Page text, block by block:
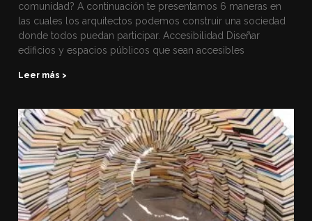
comunidad? A continuación te presentamos 6 maneras en
las cuales los arquitectos podemos construir una sociedad
donde todos puedan participar. Accesibilidad Diseñar
edificios y espacios públicos que sean accesibles
Leer más >